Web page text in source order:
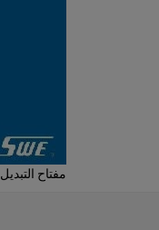
مفتاح التبديل 20A DP (H نطاق)